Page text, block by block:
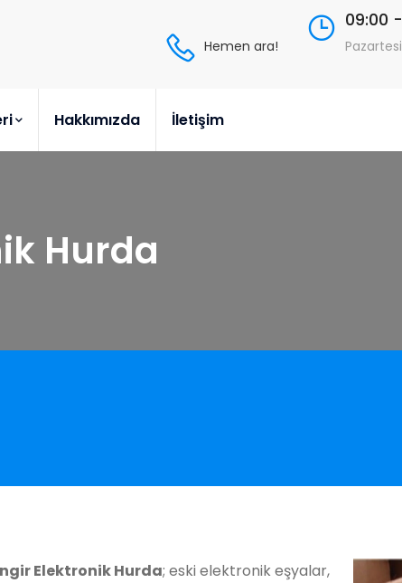
Hemen ara!
09:00
Hakkımızda İletişim
Hurda
Elektronik Hurda; eski elektronik eşyalar,